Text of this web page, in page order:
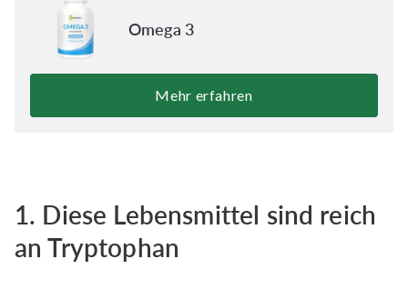
Omega 3
Mehr erfahren
1. Diese Lebensmittel sind reich
an Tryptophan